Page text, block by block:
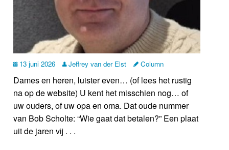
13 juni 2026 Jeffrey van der Elst Column
Dames en heren, luister even… (of lees het rustig
na op de website) U kent het misschien nog… of
uw ouders, of uw opa en oma. Dat oude nummer
van Bob Scholte: “Wie gaat dat betalen?” Een plaat
uit de jaren vij . . .